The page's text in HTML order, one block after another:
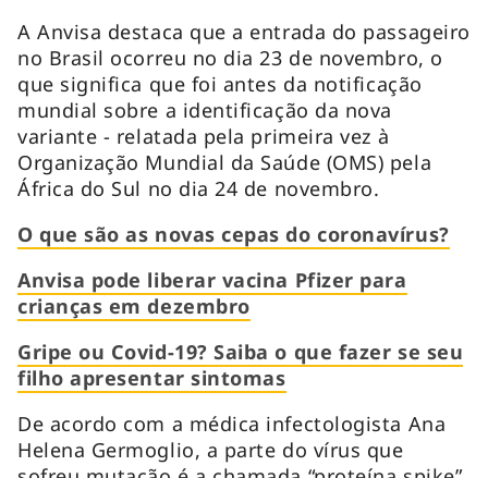
A Anvisa destaca que a entrada do passageiro
no Brasil ocorreu no dia 23 de novembro, o
que significa que foi antes da notificação
mundial sobre a identificação da nova
variante - relatada pela primeira vez à
Organização Mundial da Saúde (OMS) pela
África do Sul no dia 24 de novembro.
O que são as novas cepas do coronavírus?
Anvisa pode liberar vacina Pfizer para
crianças em dezembro
Gripe ou Covid-19? Saiba o que fazer se seu
filho apresentar sintomas
De acordo com a médica infectologista Ana
Helena Germoglio, a parte do vírus que